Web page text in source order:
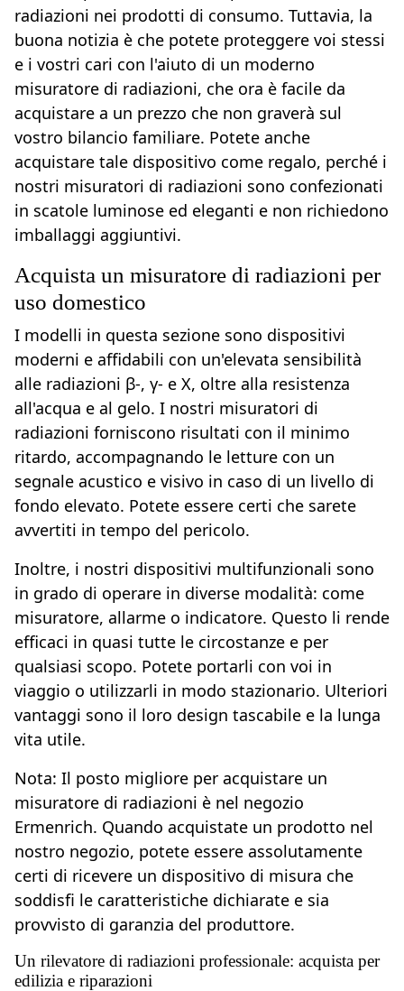
radiazioni nei prodotti di consumo. Tuttavia, la
buona notizia è che potete proteggere voi stessi
e i vostri cari con l'aiuto di un moderno
misuratore di radiazioni, che ora è facile da
acquistare a un prezzo che non graverà sul
vostro bilancio familiare. Potete anche
acquistare tale dispositivo come regalo, perché i
nostri misuratori di radiazioni sono confezionati
in scatole luminose ed eleganti e non richiedono
imballaggi aggiuntivi.
Acquista un misuratore di radiazioni per
uso domestico
I modelli in questa sezione sono dispositivi
moderni e affidabili con un'elevata sensibilità
alle radiazioni β-, γ- e X, oltre alla resistenza
all'acqua e al gelo. I nostri misuratori di
radiazioni forniscono risultati con il minimo
ritardo, accompagnando le letture con un
segnale acustico e visivo in caso di un livello di
fondo elevato. Potete essere certi che sarete
avvertiti in tempo del pericolo.
Inoltre, i nostri dispositivi multifunzionali sono
in grado di operare in diverse modalità: come
misuratore, allarme o indicatore. Questo li rende
efficaci in quasi tutte le circostanze e per
qualsiasi scopo. Potete portarli con voi in
viaggio o utilizzarli in modo stazionario. Ulteriori
vantaggi sono il loro design tascabile e la lunga
vita utile.
Nota: Il posto migliore per acquistare un
misuratore di radiazioni è nel negozio
Ermenrich. Quando acquistate un prodotto nel
nostro negozio, potete essere assolutamente
certi di ricevere un dispositivo di misura che
soddisfi le caratteristiche dichiarate e sia
provvisto di garanzia del produttore.
Un rilevatore di radiazioni professionale: acquista per
edilizia e riparazioni